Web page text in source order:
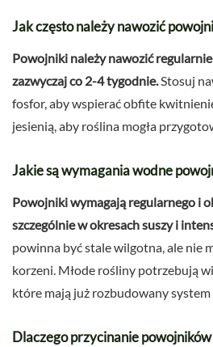
Jak często należy nawozić
Powojniki należy nawozić
zazwyczaj co 2-4 tygodnie.Stosuj
fosfor, aby wspierać obfite
jesienią, aby roślina mogła
Jakie są wymagania wodne
Powojniki wymagają regularnego i
szczególnie w okresach suszy i
powinna być stale wilgotna, ale nie
korzeni. Młode rośliny potrzebują
które mają już rozbudowany
Dlaczego przycinanie